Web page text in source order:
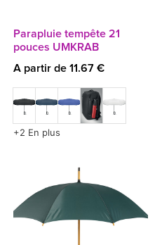
Parapluie tempête 21
pouces UMKRAB
A partir de 11.67 €
+2 En plus